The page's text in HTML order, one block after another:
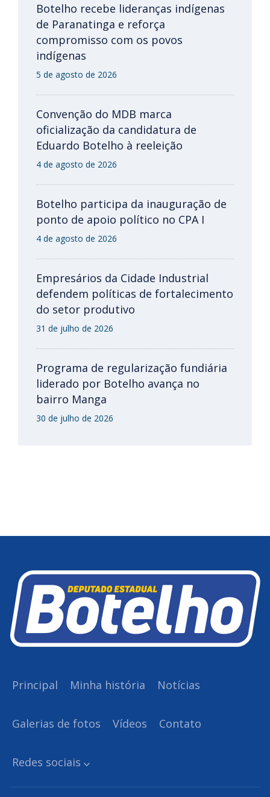
Botelho recebe lideranças indígenas
de Paranatinga e reforça
compromisso com os povos
indígenas
5 de agosto de 2026
Convenção do MDB marca
oficialização da candidatura de
Eduardo Botelho à reeleição
4 de agosto de 2026
Botelho participa da inauguração de
ponto de apoio político no CPA I
4 de agosto de 2026
Empresários da Cidade Industrial
defendem políticas de fortalecimento
do setor produtivo
31 de julho de 2026
Programa de regularização fundiária
liderado por Botelho avança no
bairro Manga
30 de julho de 2026
Principal Minha história Notícias
Galerias de fotos Vídeos Contato
Redes sociais